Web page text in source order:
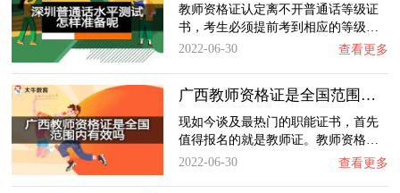
教师资格证认定离不开普通话等级证
书，考生必须提前考到相应的等级…
2022-06-30
查看更多
广西教师资格证是全国范围内有效吗？
现如今谈及最热门的职能证书，首先
值得报名的就是教师证。教师资格…
2022-06-30
查看更多